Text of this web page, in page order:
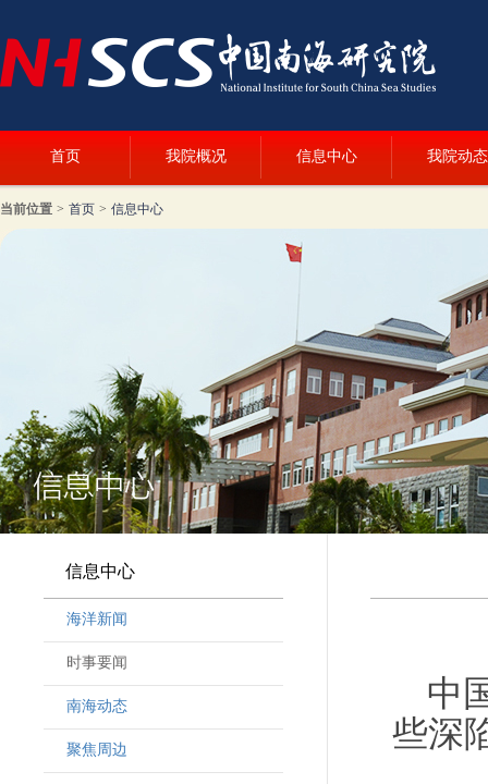
首页 我院概况 信息中心 我院动态
当前位置 > 首页 > 信息中心
信息中心
海洋新闻
时事要闻
南海动态
聚焦周边
中
些深